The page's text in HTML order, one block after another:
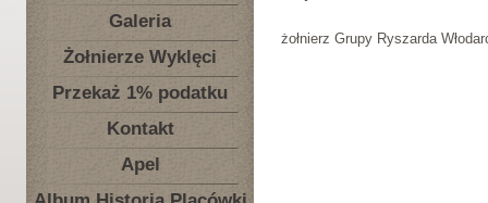
Galeria
Żołnierze Wyklęci
Przekaż 1% podatku
Kontakt
Apel
żołnierz Grupy Ryszarda